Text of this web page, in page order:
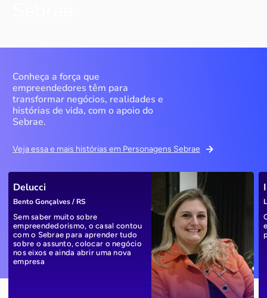
Conheça a força que
empreendedores têm para
transformar negócios, realidades e
histórias de vida, com o apoio do
Sebrae.
Veja essa e mais histórias em Personagens Sebrae
Delucci
Bento Gonçalves / RS
Sem saber muito sobre
empreendedorismo, o casal contou
com o Sebrae para aprender tudo
sobre o assunto, colocar o negócio
nos eixos e ainda abrir uma nova
empresa